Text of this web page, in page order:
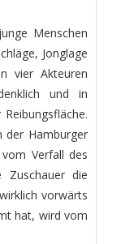
Menschen
Jonglage
vier Akteuren
und in
der Hamburger
Verfall des
Zuschauer die
vorwärts
hat, wird vom